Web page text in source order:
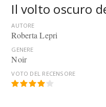
Il volto oscuro
AUTORE
Roberta Lepri
GENERE
Noir
VOTO DEL RECENSORE